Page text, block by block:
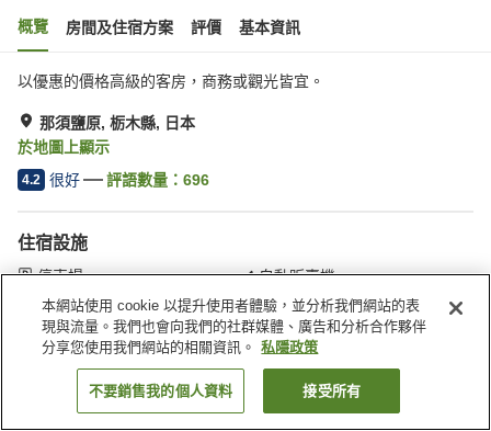
概覽 房間及住宿方案 評價 基本資訊
以優惠的價格高級的客房，商務或觀光皆宜。
那須鹽原, 栃木縣, 日本
於地圖上顯示
4.2 很好 評語數量： 696
住宿設施
停車場
自動販賣機
西式餐廳
收費洗衣房
主頁 日本 栃木縣 那須鹽原 那須中城酒店
找客房
本網站使用 cookie 以提升使用者體驗，並分析我們網站的表
現與流量。我們也會向我們的社群媒體、廣告和分析合作夥伴
分享您使用我們網站的相關資訊。
私隱政策
不要銷售我的個人資料 接受所有